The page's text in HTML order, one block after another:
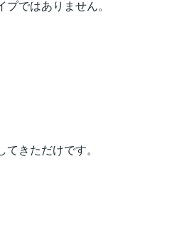
ではありません。
きただけです。